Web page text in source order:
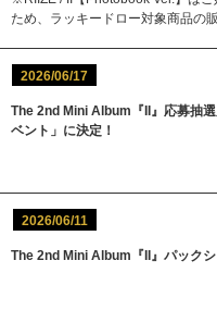
ため、ラッキードロー対象商品の
2026/06/17
The 2nd Mini Album『II』応募抽
ベント」に決定！
2026/06/11
The 2nd Mini Album『II』パックシ